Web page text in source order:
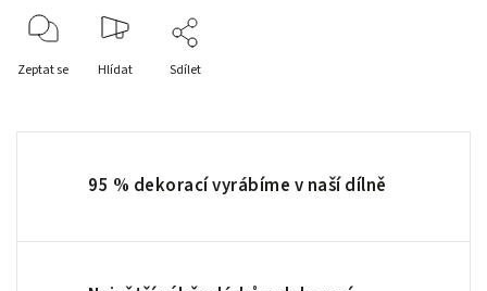
Zeptat se Hlídat Sdílet
95 % dekorací vyrábíme v naší dílně